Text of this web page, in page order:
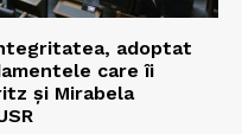
adoptat
care îi
și Mirabela